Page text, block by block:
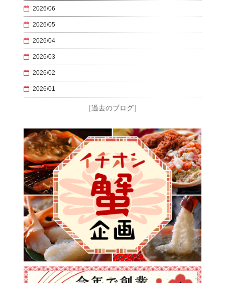
2026/06
2026/05
2026/04
2026/03
2026/02
2026/01
［過去のブログ］